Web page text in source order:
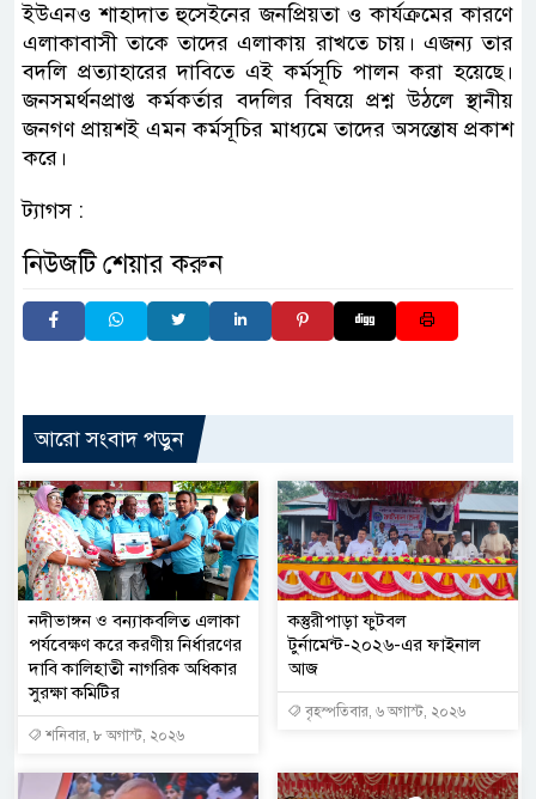
ইউএনও শাহাদাত হুসেইনের জনপ্রিয়তা ও কার্যক্রমের কারণে
এলাকাবাসী তাকে তাদের এলাকায় রাখতে চায়। এজন্য তার
বদলি প্রত্যাহারের দাবিতে এই কর্মসূচি পালন করা হয়েছে।
জনসমর্থনপ্রাপ্ত কর্মকর্তার বদলির বিষয়ে প্রশ্ন উঠলে স্থানীয়
জনগণ প্রায়শই এমন কর্মসূচির মাধ্যমে তাদের অসন্তোষ প্রকাশ
করে।
ট্যাগস :
নিউজটি শেয়ার করুন
আরো সংবাদ পড়ুন
নদীভাঙ্গন ও বন্যাকবলিত এলাকা
পর্যবেক্ষণ করে করণীয় নির্ধারণের
দাবি কালিহাতী নাগরিক অধিকার
সুরক্ষা কমিটির
শনিবার, ৮ অগাস্ট, ২০২৬
কস্তুরীপাড়া ফুটবল
টুর্নামেন্ট-২০২৬-এর ফাইনাল
আজ
বৃহস্পতিবার, ৬ অগাস্ট, ২০২৬